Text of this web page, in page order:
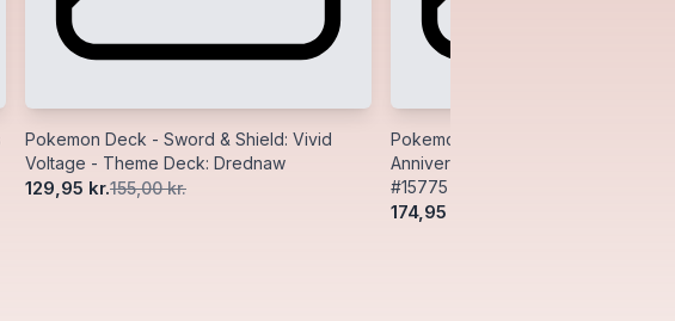
Pokemon Deck - Sword & Shield: Vivid
Voltage - Theme Deck: Drednaw
129,95 kr.155,00 kr.
Pokemon Premium Wood Deck
Anniversary (Celebrations) - Ultra
#15775
174,95 kr.